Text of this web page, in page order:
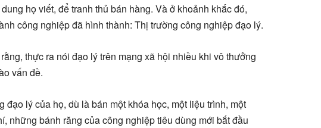
họ viết, để tranh thủ bán hàng. Và ở khoảnh khắc đó,
công nghiệp đã hình thành: Thị trường công nghiệp đạo lý.
thực ra nói đạo lý trên mạng xã hội nhiều khi vô thưởng
vấn đề.
đạo lý của họ, dù là bán một khóa học, một liệu trình, một
những bánh răng của công nghiệp tiêu dùng mới bắt đầu